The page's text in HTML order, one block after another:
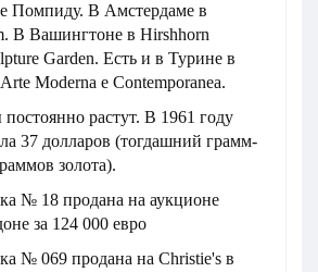
Помпиду. В Амстердаме в
В Вашингтоне в Hirshhorn
Garden. Есть и в Турине в
Moderna e Contemporanea.
растут. В 1961 году
37 долларов (тогдашний грамм-
золота).
№ 18 продана на аукционе
за 124 000 евро
№ 069 продана на Christie's в